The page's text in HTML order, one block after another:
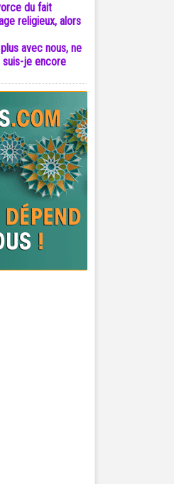
du fait
religieux, alors
avec nous, ne
suis-je encore